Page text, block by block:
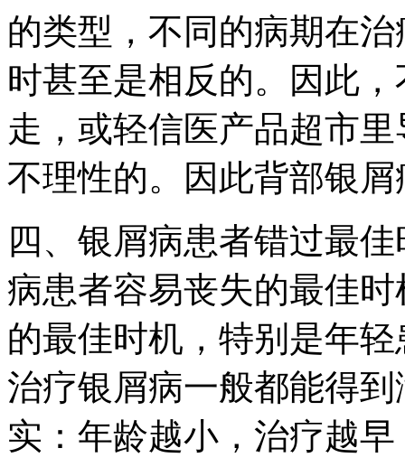
的类型，不同的病期在
时甚至是相反的。因此
走，或轻信医产品超市
不理性的。因此背部银
四、银屑病患者错过最
病患者容易丧失的最佳
的最佳时机，特别是年
治疗银屑病一般都能得
实：年龄越小，治疗越